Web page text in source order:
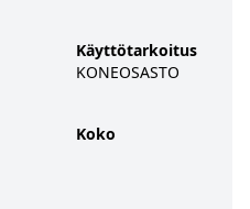
Käyttötarkoitus
KONEOSASTO
Koko